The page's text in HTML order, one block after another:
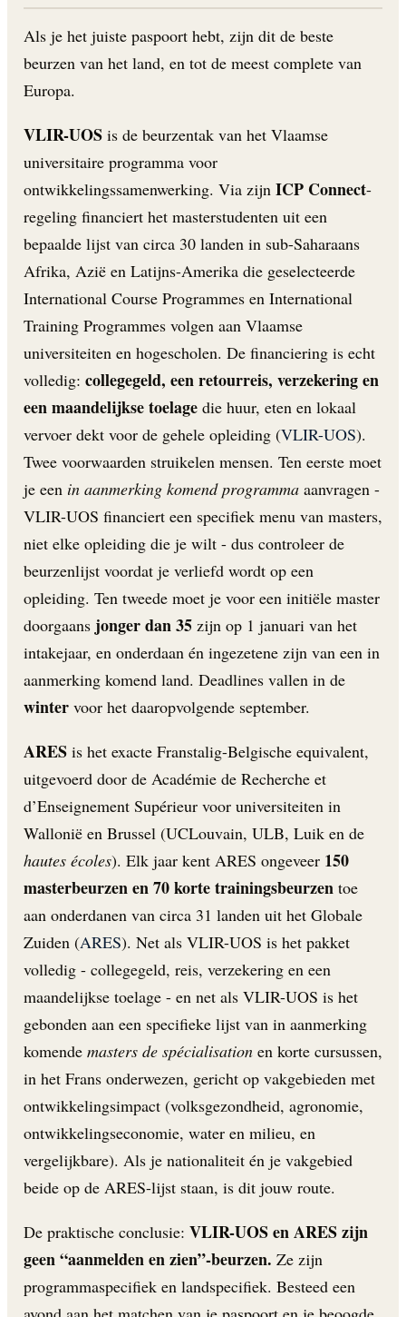
Als je het juiste paspoort hebt, zijn dit de beste
beurzen van het land, en tot de meest complete van
Europa.
VLIR-UOS is de beurzentak van het Vlaamse
universitaire programma voor
ontwikkelingssamenwerking. Via zijn ICP Connect-
regeling financiert het masterstudenten uit een
bepaalde lijst van circa 30 landen in sub-Saharaans
Afrika, Azië en Latijns-Amerika die geselecteerde
International Course Programmes en International
Training Programmes volgen aan Vlaamse
universiteiten en hogescholen. De financiering is echt
volledig: collegegeld, een retourreis, verzekering en
een maandelijkse toelage die huur, eten en lokaal
vervoer dekt voor de gehele opleiding (VLIR-UOS).
Twee voorwaarden struikelen mensen. Ten eerste moet
je een in aanmerking komend programma aanvragen -
VLIR-UOS financiert een specifiek menu van masters,
niet elke opleiding die je wilt - dus controleer de
beurzenlijst voordat je verliefd wordt op een
opleiding. Ten tweede moet je voor een initiële master
doorgaans jonger dan 35 zijn op 1 januari van het
intakejaar, en onderdaan én ingezetene zijn van een in
aanmerking komend land. Deadlines vallen in de
winter voor het daaropvolgende september.
ARES is het exacte Franstalig-Belgische equivalent,
uitgevoerd door de Académie de Recherche et
d’Enseignement Supérieur voor universiteiten in
Wallonië en Brussel (UCLouvain, ULB, Luik en de
hautes écoles). Elk jaar kent ARES ongeveer 150
masterbeurzen en 70 korte trainingsbeurzen toe
aan onderdanen van circa 31 landen uit het Globale
Zuiden (ARES). Net als VLIR-UOS is het pakket
volledig - collegegeld, reis, verzekering en een
maandelijkse toelage - en net als VLIR-UOS is het
gebonden aan een specifieke lijst van in aanmerking
komende masters de spécialisation en korte cursussen,
in het Frans onderwezen, gericht op vakgebieden met
ontwikkelingsimpact (volksgezondheid, agronomie,
ontwikkelingseconomie, water en milieu, en
vergelijkbare). Als je nationaliteit én je vakgebied
beide op de ARES-lijst staan, is dit jouw route.
De praktische conclusie: VLIR-UOS en ARES zijn
geen “aanmelden en zien”-beurzen. Ze zijn
programmaspecifiek en landspecifiek. Besteed een